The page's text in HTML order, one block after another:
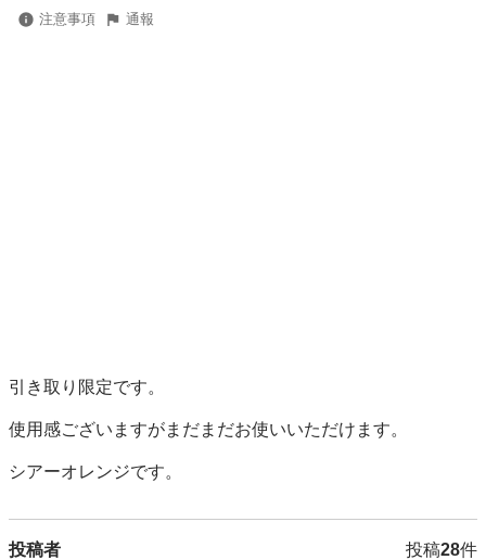
注意事項 通報
引き取り限定です。
使用感ございますがまだまだお使いいただけます。
シアーオレンジです。
投稿者 投稿28件